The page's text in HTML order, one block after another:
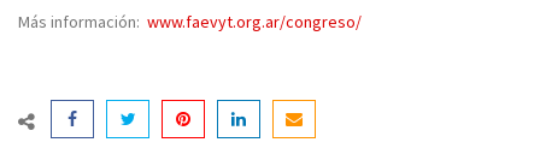
Más información: www.faevyt.org.ar/congreso/